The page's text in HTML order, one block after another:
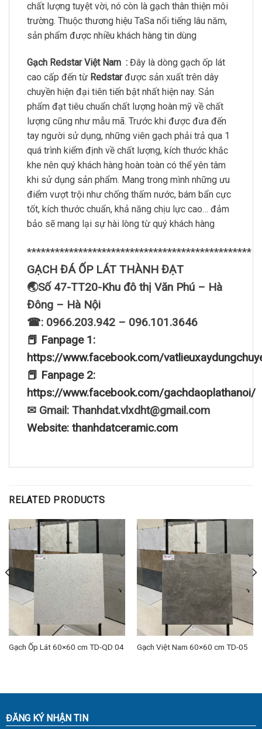
chất lượng tuyệt vời, nó còn là gạch thân thiện môi
trường. Thuộc thương hiệu TaSa nổi tiếng lâu năm,
sản phẩm được nhiều khách hàng tin dùng
Gạch Redstar Việt Nam : Đây là dòng gạch ốp lát
cao cấp đến từ Redstarđược sản xuất trên dây
chuyền hiện đại tiên tiến bật nhất hiện nay. Sản
phẩm đạt tiêu chuẩn chất lượng hoàn mỹ về chất
lượng cũng như mẫu mã. Trước khi được đưa đến
tay người sử dụng, những viên gạch phải trả qua 1
quá trình kiểm định về chất lượng, kích thước khắc
khe nên quý khách hàng hoàn toàn có thể yên tâm
khi sử dụng sản phẩm. Mang trong mình những ưu
điểm vượt trội như chống thấm nước, bám bẩn cực
tốt, kích thước chuẩn, khả năng chịu lực cao… đảm
bảo sẽ mang lại sự hài lòng từ quý khách hàng
************************************************
GẠCH ĐÁ ỐP LÁT THÀNH ĐẠT
🌏Số 47-TT20-Khu đô thị Văn Phú – Hà
Đông – Hà Nội
☎: 0966.203.942 – 096.101.3646
📕 Fanpage 1:
https://www.facebook.com/
📕 Fanpage 2:
https://www.facebook.com/gachdaoplathanoi/
✉ Gmail: Thanhdat.vlxdht@gmail.com
Website: thanhdatceramic.com
RELATED PRODUCTS
Gạch Ốp Lát 60×60 cm TD-QD 04 Gạch Việt Nam 60×60 cm TD-05
ĐĂNG KÝ NHẬN TIN